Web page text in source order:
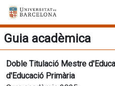
Guia acadèmica
Doble Titulació Mestre
d'Educació Primària